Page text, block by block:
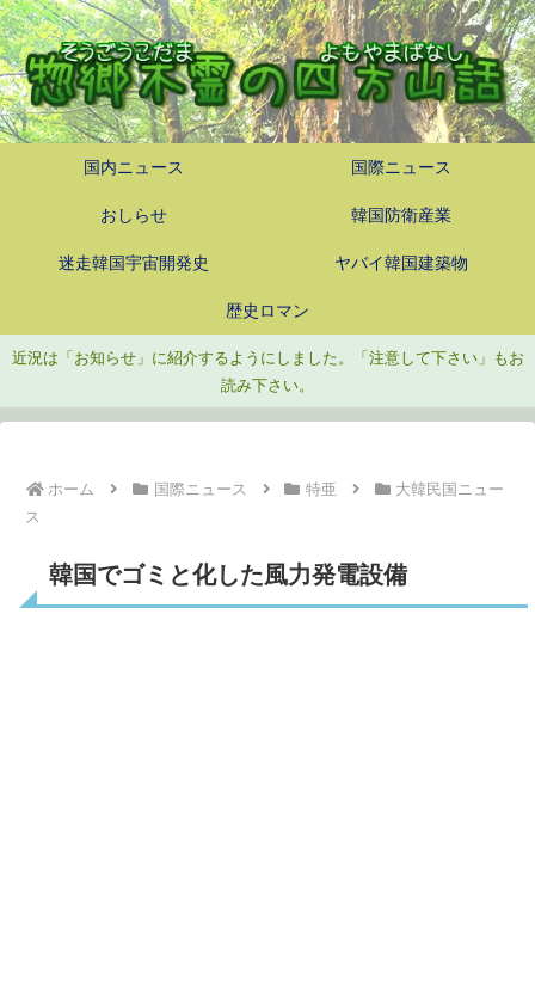
国内ニュース 国際ニュース
おしらせ 韓国防衛産業
迷走韓国宇宙開発史 ヤバイ韓国建築物
歴史ロマン
近況は「お知らせ」に紹介するようにしました。「注意して下さい」もお
読み下さい。
ホーム 国際ニュース 特亜
大韓民国ニュー
ス
韓国でゴミと化した風力発電設備